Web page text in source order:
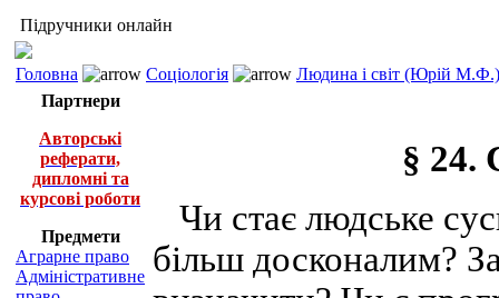
Підручники онлайн
Головна Соціологія
Людина і світ (Юрій М.Ф.)
Партнери
Авторські
реферати,
дипломні та
курсові роботи
Предмети
Аграрне право
Адміністративне
§ 24.
Чи стає людське
більш досконалим?